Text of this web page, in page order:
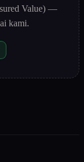
Value) —
kami.